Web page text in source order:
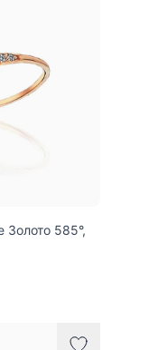
Золото 585°,